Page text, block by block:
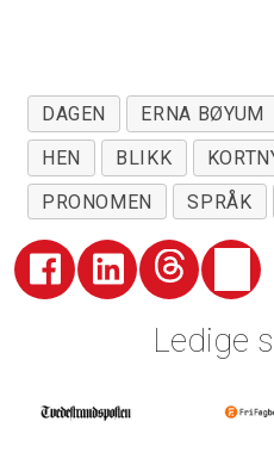
DAGEN ERNA BØYUM
HEN
BLIKK
PRONOMEN
SPRÅK
Ledige